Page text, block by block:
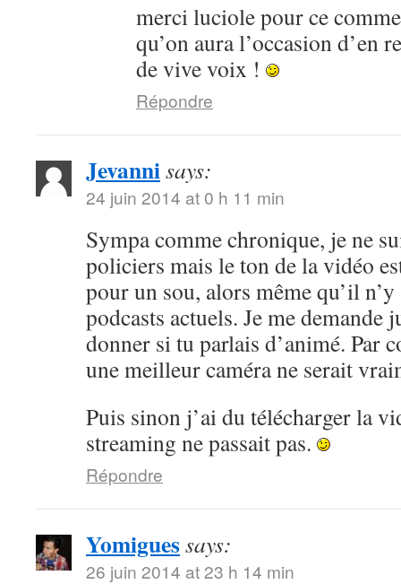
merci luciole pour ce
qu’on aura l’occasion d’en
de vive voix !
Répondre
Jevannisays:
24 juin 2014 at 0 h 11 min
Sympa comme chronique, je ne
policiers mais le ton de la vidéo
pour un sou, alors même qu’il
podcasts actuels. Je me demande
donner si tu parlais d’animé. Par
une meilleur caméra ne serait
Puis sinon j’ai du télécharger la
streaming ne passait pas.
Répondre
Yomiguessays:
26 juin 2014 at 23 h 14 min